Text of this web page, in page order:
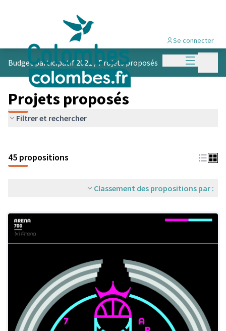
Menu
Se connecter
Budget participatif 2021 /Projets proposés
Projets proposés
Filtrer et rechercher
45 propositions
Classement des propositions par :